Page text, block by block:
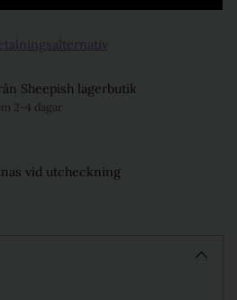
Sheepish lagerbutik
2-4 dagar
vid utcheckning